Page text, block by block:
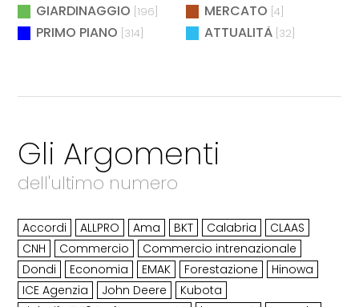
GIARDINAGGIO [196] MERCATO [4]
PRIMO PIANO [314] ATTUALITÀ [32]
Gli Argomenti
dell'ultimo numero
Accordi ALLPRO Ama BKT Calabria
CLAAS
CNH
Commercio
Commercio intrenazionale
Dondi
Economia EMAK Forestazione
Hinowa
ICE Agenzia
John Deere
Kubota